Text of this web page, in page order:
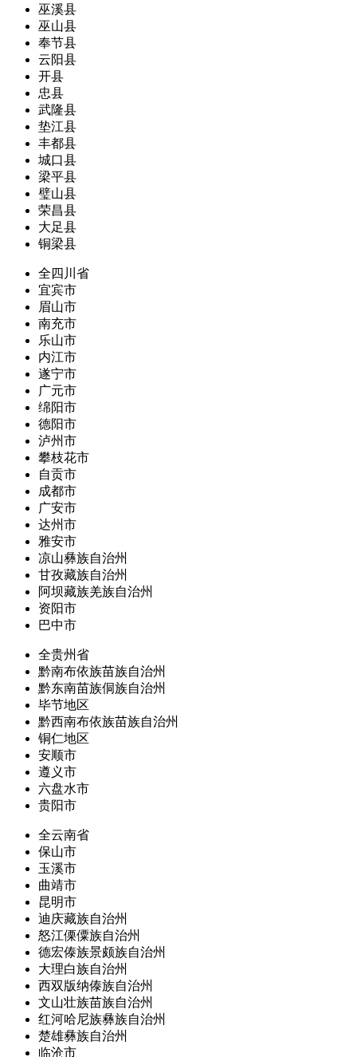
巫溪县
巫山县
奉节县
云阳县
开县
忠县
武隆县
垫江县
丰都县
城口县
梁平县
璧山县
荣昌县
大足县
铜梁县
全四川省
宜宾市
眉山市
南充市
乐山市
内江市
遂宁市
广元市
绵阳市
德阳市
泸州市
攀枝花市
自贡市
成都市
广安市
达州市
雅安市
凉山彝族自治州
甘孜藏族自治州
阿坝藏族羌族自治州
资阳市
巴中市
全贵州省
黔南布依族苗族自治州
黔东南苗族侗族自治州
毕节地区
黔西南布依族苗族自治州
铜仁地区
安顺市
遵义市
六盘水市
贵阳市
全云南省
保山市
玉溪市
曲靖市
昆明市
迪庆藏族自治州
怒江傈僳族自治州
德宏傣族景颇族自治州
大理白族自治州
西双版纳傣族自治州
文山壮族苗族自治州
红河哈尼族彝族自治州
楚雄彝族自治州
临沧市